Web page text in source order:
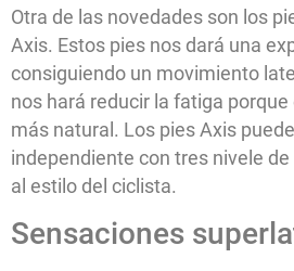
Otra de las novedades son los
Axis. Estos pies nos dará una
consiguiendo un movimiento
nos hará reducir la fatiga
más natural. Los pies Axis
independiente con tres nivele
al estilo del ciclista.
Sensaciones